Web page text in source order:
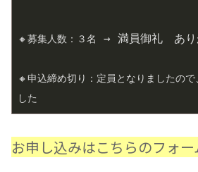
🔸募集人数：３名 → 満員御礼　あり
🔸申込締め切り：定員となりましたので
した
お申し込みはこちらのフォー